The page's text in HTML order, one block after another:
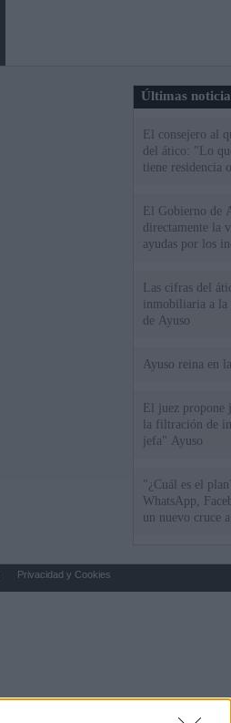
Últimas
El consejero al
del ático: "Lo
tiene residencia
El Gobierno de
directamente la
ayudas por los
Las cifras del
inmobiliaria a la
de Ayuso
Ayuso reina en
El juez propone
la filtración de
jefa" Ayuso
"¿Cuál es el
WhatsApp,
un nuevo cruce
Privacidad y Cookies